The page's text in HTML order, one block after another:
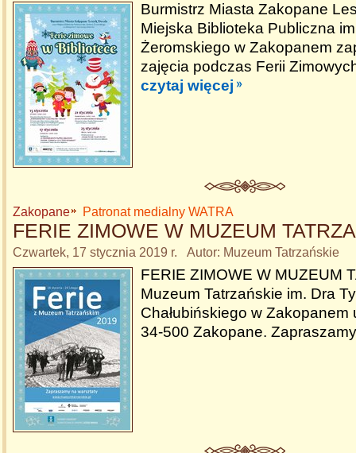
Burmistrz Miasta Zakopane
Miejska Biblioteka Publiczna
Żeromskiego w Zakopanem
zajęcia podczas Ferii
czytaj więcej
Zakopane Patronat medialny WATRA
FERIE ZIMOWE W MUZEUM
Czwartek, 17 stycznia 2019 r. Autor: Muzeum Tatrzańskie
FERIE ZIMOWE W MUZEUM
Muzeum Tatrzańskie im. Dra
Chałubińskiego w Zakopanem
34-500 Zakopane.